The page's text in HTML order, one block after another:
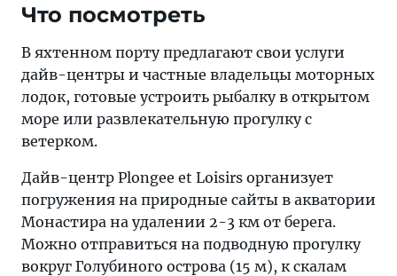
Что посмотреть
В яхтенном порту предлагают свои услуги
дайв-центры и частные владельцы моторных
лодок, готовые устроить рыбалку в открытом
море или развлекательную прогулку с
ветерком.
Дайв-центр Plongee et Loisirs организует
погружения на природные сайты в акватории
Монастира на удалении 2-3 км от берега.
Можно отправиться на подводную прогулку
вокруг Голубиного острова (15 м), к скалам